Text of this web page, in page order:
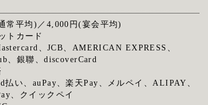
常平均)／4,000円(宴会平均)
トカード
、JCB、AMERICAN EXPRESS、
、銀聯、discoverCard
払い、auPay、楽天Pay、メルペイ、ALIPAY、
、クイックペイ